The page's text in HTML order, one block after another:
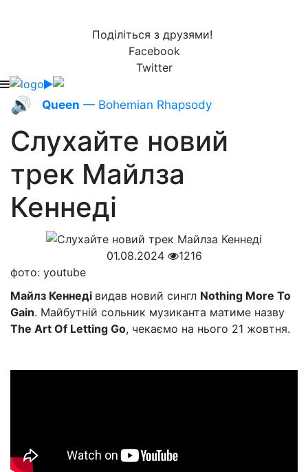
Поділіться з друзями!
Facebook
Twitter
🔊 Queen — Bohemian Rhapsody
Слухайте новий
трек Майлза
Кеннеді
01.08.2024
1216
фото: youtube
Майлз Кеннеді видав новий сингл Nothing More To
Gain. Майбутній сольник музиканта матиме назву
The Art Of Letting Go, чекаємо на нього 21 жовтня.